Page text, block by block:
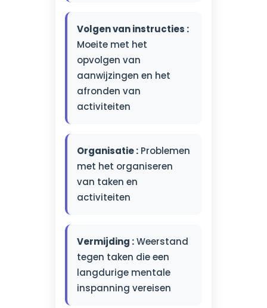
Volgen van instructies :
Moeite met het
opvolgen van
aanwijzingen en het
afronden van
activiteiten
Organisatie :Problemen
met het organiseren
van taken en
activiteiten
Vermijding :Weerstand
tegen taken die een
langdurige mentale
inspanning vereisen